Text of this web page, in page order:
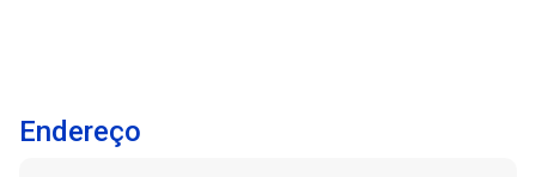
Endereço